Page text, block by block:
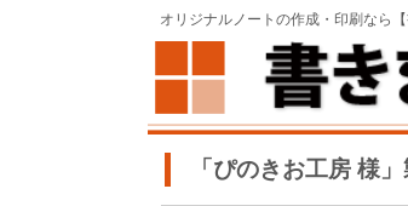
オリジナルノートの作成・印刷なら【
「ぴのきお工房 様